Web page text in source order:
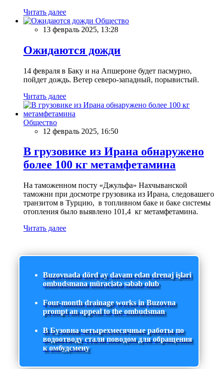
Читать далее
Общество
13 февраль 2025, 13:28
Ожидаются дожди
14 февраля в Баку и на Апшероне будет пасмурно,
пойдет дождь. Ветер северо-западный, порывистый.
Читать далее
Общество
12 февраль 2025, 16:50
В грузовике из Ирана обнаружено
более 100 кг метамфетамина
На таможенном посту «Джульфа» Нахчыванской
таможни при досмотре грузовика из Ирана, следовашего
транзитом в Турцию, в топливном баке и баке системы
отопления было выявлено 101,4 кг метамфетамина.
Читать далее
Buzovnada dörd ay davam edən drenaj işləri
ombudsmana müraciətə səbəb olub
Four-month drainage works in Buzovna
prompt an appeal to the ombudsman
В Бузовна четырехмесячные работы по
водоотводу стали поводом для обращения
к омбудсмену